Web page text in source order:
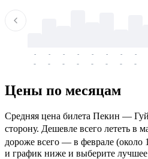
-
-
-
-
-
-
-
-
-
-
-
-
-
-
-
-
Цены по месяцам
Средняя цена билета Пекин —
сторону. Дешевле всего лететь в
дороже всего — в феврале (около
и график ниже и выберите лучшее